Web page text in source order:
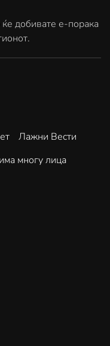
добивате е-порака
Лажни Вести
многу лица